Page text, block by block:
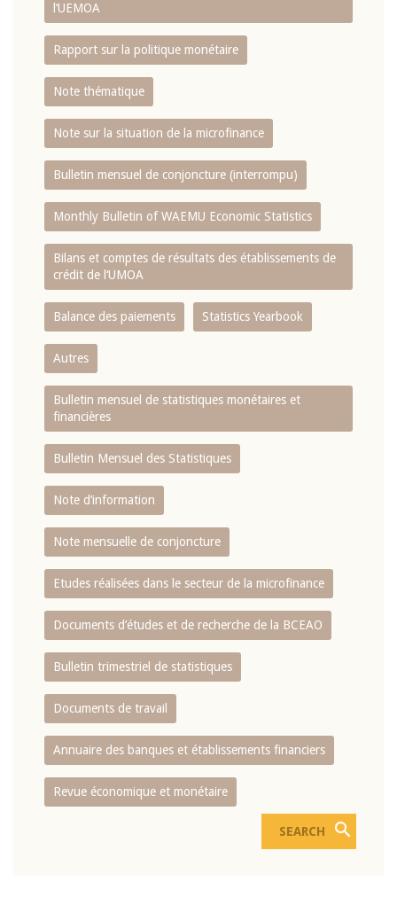
l‘UEMOA
Rapport sur la politique monétaire
Note thématique
Note sur la situation de la microfinance
Bulletin mensuel de conjoncture (interrompu)
Monthly Bulletin of WAEMU Economic Statistics
Bilans et comptes de résultats des établissements de
crédit de l‘UMOA
Balance des paiements Statistics Yearbook
Autres
Bulletin mensuel de statistiques monétaires et
financières
Bulletin Mensuel des Statistiques
Note d’information
Note mensuelle de conjoncture
Etudes réalisées dans le secteur de la microfinance
Documents d’études et de recherche de la BCEAO
Bulletin trimestriel de statistiques
Documents de travail
Annuaire des banques et établissements financiers
Revue économique et monétaire